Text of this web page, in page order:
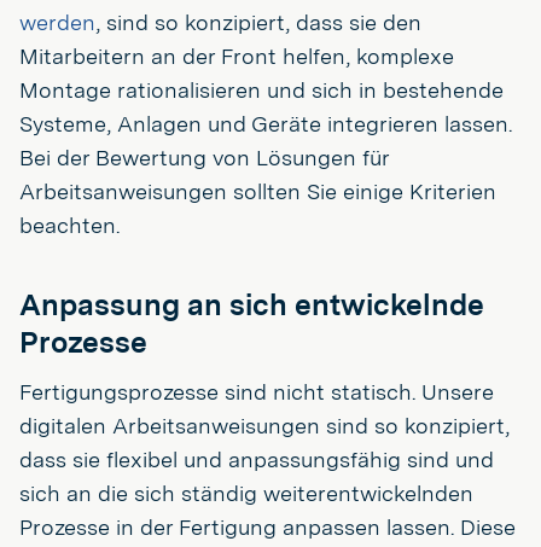
werden, sind so konzipiert, dass sie den
Mitarbeitern an der Front helfen, komplexe
Montage rationalisieren und sich in bestehende
Systeme, Anlagen und Geräte integrieren lassen.
Bei der Bewertung von Lösungen für
Arbeitsanweisungen sollten Sie einige Kriterien
beachten.
Anpassung an sich entwickelnde
Prozesse
Fertigungsprozesse sind nicht statisch. Unsere
digitalen Arbeitsanweisungen sind so konzipiert,
dass sie flexibel und anpassungsfähig sind und
sich an die sich ständig weiterentwickelnden
Prozesse in der Fertigung anpassen lassen. Diese